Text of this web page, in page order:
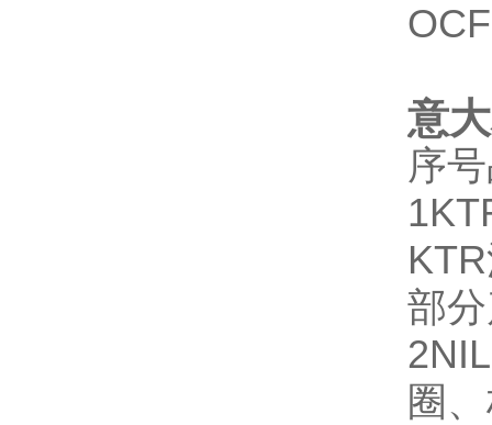
意
序号
1
部
2
圈